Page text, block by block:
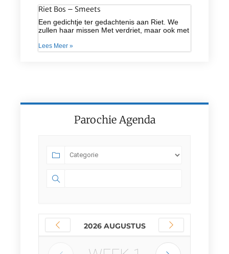
Riet Bos – Smeets
Een gedichtje ter gedachtenis aan Riet. We
zullen haar missen Met verdriet, maar ook met
Lees Meer »
Parochie Agenda
2026 AUGUSTUS